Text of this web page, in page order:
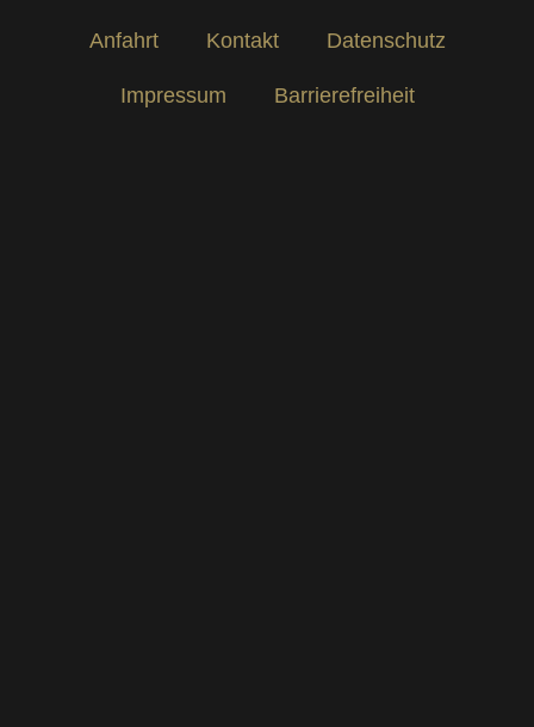
Anfahrt Kontakt Datenschutz
Impressum Barrierefreiheit